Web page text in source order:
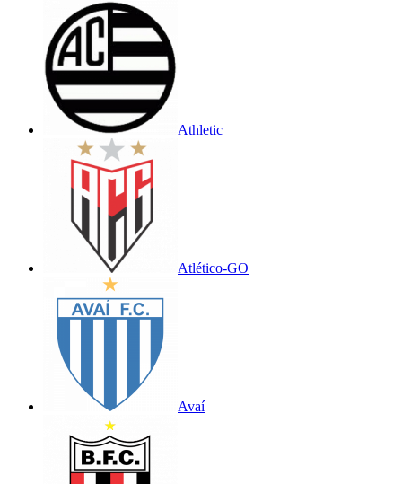
Athletic
Atlético-GO
Avaí